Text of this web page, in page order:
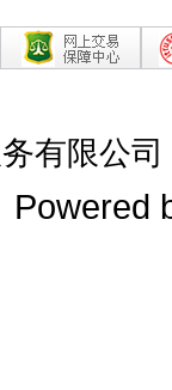
有限公
Powered